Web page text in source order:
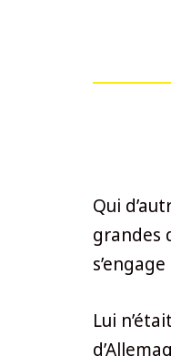
Qui
grandes
Lui